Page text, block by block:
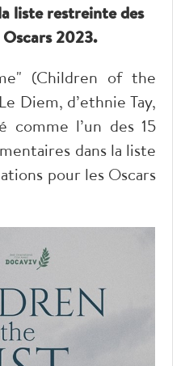
liste restreinte des
2023.
(Children of the
Diem, d’ethnie Tay,
comme l’un des 15
dans la liste
pour les Oscars